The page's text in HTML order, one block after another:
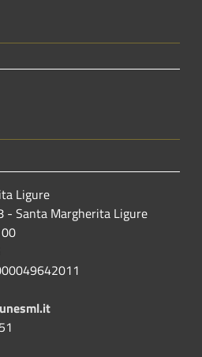
Ligure
- Santa Margherita Ligure